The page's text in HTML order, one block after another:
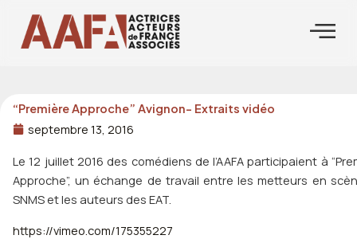
contenu
“Première Approche” Avignon- Extraits vidéo
septembre 13, 2016
Le 12 juillet 2016 des comédiens de l’AAFA participaient à
Approche”, un échange de travail entre les metteurs en
SNMS et les auteurs des EAT.
https://vimeo.com/175355227